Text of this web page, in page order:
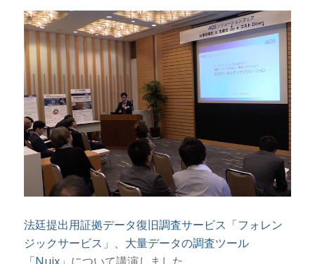
法廷提出用証拠データ復旧調査サービス「フォレン
ジックサービス」 、 大量データの調査ツール